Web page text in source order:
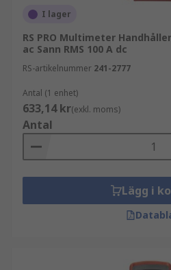
extra funktioner som
frekvensmätning
display och
tillförlitliga mätresultat.
Fördelar med
Multimetrar gör det möjligt
och analysera elektriska
ökad säkerhet och effektivitet
exakta mätvärden i realtid.
I lager
RS PRO Multimeter
ac Sann RMS 100 A dc
RS-artikelnummer 241-2777
Antal (1 enhet)
633,14 kr(exkl. moms)
Antal
Lägg i